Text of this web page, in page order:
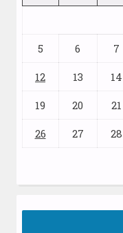
5 6 7
12 13 14
19 20 21
26 27 28